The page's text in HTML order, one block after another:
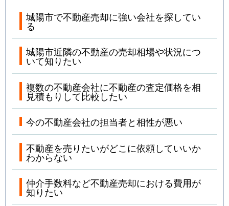
城陽市で不動産売却に強い会社を探してい
る
城陽市近隣の不動産の売却相場や状況につ
いて知りたい
複数の不動産会社に不動産の査定価格を相
見積もりして比較したい
今の不動産会社の担当者と相性が悪い
不動産を売りたいがどこに依頼していいか
わからない
仲介手数料など不動産売却における費用が
知りたい